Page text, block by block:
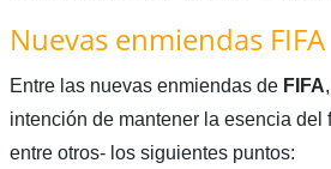
Nuevas enmiendas FIFA
Entre las nuevas enmiendas deFIFA
intención de mantener la esencia del
entre otros- los siguientes puntos: